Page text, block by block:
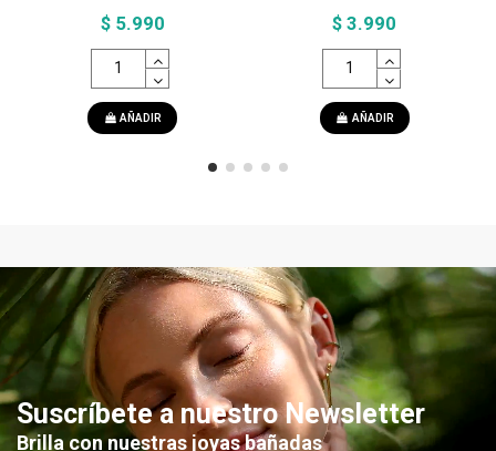
$ 5.990
AÑADIR
$ 3.990
AÑADIR
Suscríbete a nuestro Newsletter
Brilla con nuestras joyas bañadas